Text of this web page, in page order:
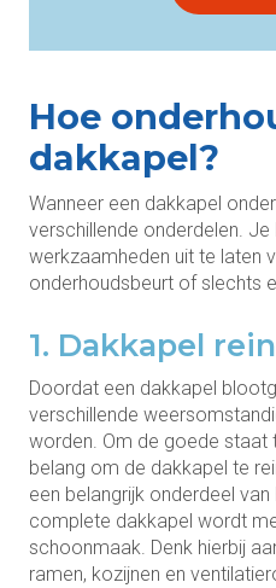
Hoe
dakkapel?
Wanneer een dakkapel
verschillende onderdelen.
werkzaamheden uit te laten
onderhoudsbeurt of slechts
1. Dakkapel
Doordat een dakkapel
verschillende
worden. Om de goede staat
belang om de dakkapel te
een belangrijk onderdeel
complete dakkapel wordt
schoonmaak. Denk hierbij
ramen, kozijnen en